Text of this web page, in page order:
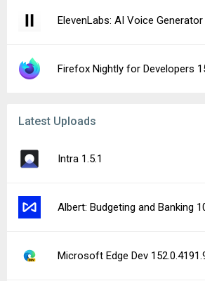
ElevenLabs: AI Voice Generator
Firefox Nightly for Developers
Latest Uploads
Intra 1.5.1
Albert: Budgeting and Banking
Microsoft Edge Dev